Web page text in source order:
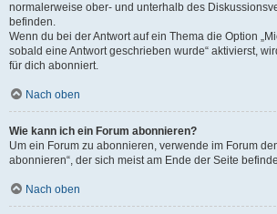
normalerweise ober- und unterhalb des
befinden.
Wenn du bei der Antwort auf ein Thema die Option
sobald eine Antwort geschrieben wurde“ aktivierst,
für dich abonniert.
Nach oben
Wie kann ich ein Forum abonnieren?
Um ein Forum zu abonnieren, verwende im Forum
abonnieren“, der sich meist am Ende der Seite
Nach oben